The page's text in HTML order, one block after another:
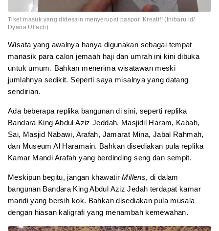
Tiket masuk yang didesain menyerupai paspor. Kreatif! (Inibaru.id/
Dyana Ulfach)
Wisata yang awalnya hanya digunakan sebagai tempat
manasik para calon jemaah haji dan umrah ini kini dibuka
untuk umum. Bahkan menerima wisatawan meski
jumlahnya sedikit. Seperti saya misalnya yang datang
sendirian.
Ada beberapa replika bangunan di sini, seperti replika
Bandara King Abdul Aziz Jeddah, Masjidil Haram, Kabah,
Sai, Masjid Nabawi, Arafah, Jamarat Mina, Jabal Rahmah,
dan Museum Al Haramain. Bahkan disediakan pula replika
Kamar Mandi Arafah yang berdinding seng dan sempit.
Meskipun begitu, jangan khawatirMillens, di dalam
bangunan Bandara King Abdul Aziz Jedah terdapat kamar
mandi yang bersih kok. Bahkan disediakan pula musala
dengan hiasan kaligrafi yang menambah kemewahan.